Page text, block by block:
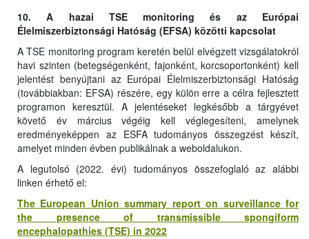
10. A hazai TSE monitoring és az Európai
Élelmiszerbiztonsági Hatóság (EFSA) közötti kapcsolat
A TSE monitoring program keretén belül elvégzett vizsgálatokról
havi szinten (betegségenként, fajonként, korcsoportonként) kell
jelentést benyújtani az Európai Élelmiszerbiztonsági Hatóság
(továbbiakban: EFSA) részére, egy külön erre a célra fejlesztett
programon keresztül. A jelentéseket legkésőbb a tárgyévet
követő év március végéig kell véglegesíteni, amelynek
eredményeképpen az ESFA tudományos összegzést készít,
amelyet minden évben publikálnak a weboldalukon.
A legutolsó (2022. évi) tudományos összefoglaló az alábbi
linken érhető el:
The European Union summary report on surveillance for
the presence of transmissible spongiform
encephalopathies (TSE) in 2022